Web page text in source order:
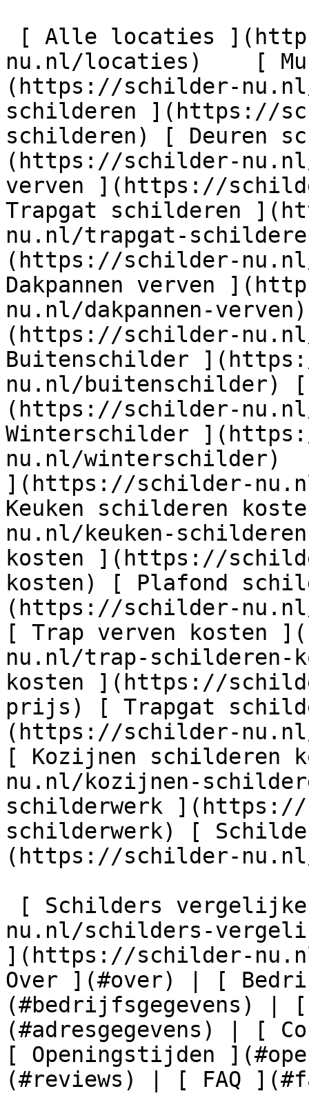
nu.nl/locaties)    [
(https://schilder-
schilderen ](https://
schilderen) [ Deuren
(https://schilder-
verven ](https://
Trapgat schilderen
nu.nl/trapgat-
(https://schilder-
Dakpannen verven
nu.nl/dakpannen-
(https://schilder-
Buitenschilder
nu.nl/buitenschilder)
(https://schilder-
Winterschilder
nu.nl/winterschilder)
](https://schilder-
Keuken schilderen
nu.nl/keuken-
kosten ](https://
kosten) [ Plafond
(https://schilder-
[ Trap verven kosten
nu.nl/trap-schilderen-
kosten ](https://
prijs) [ Trapgat
(https://schilder-
[ Kozijnen
nu.nl/kozijnen-
schilderwerk
schilderwerk) [
(https://schilder-nu.nl/
nu.nl/schilders-
](https://schilder-
Over ](#over) | [
(#bedrijfsgegevens) | [
(#adresgegevens) | [
[ Openingstijden
(#reviews) | [ FAQ